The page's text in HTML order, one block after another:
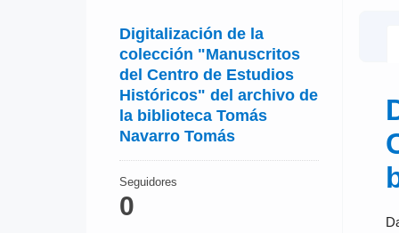
Digitalización de la
colección "Manuscritos
del Centro de Estudios
Históricos" del archivo de
la biblioteca Tomás
Navarro Tomás
Seguidores
0